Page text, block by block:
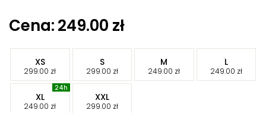
249.00 zł
-
XS
-
299.00 zł
-
S
-
299.00 zł
-
M
-
249.00 zł
-L
-
249.00 zł
-
XL
-
249.00 zł
-
XXL
-
299.00 zł
Kaws x Uniqlo Warhol Black Tee